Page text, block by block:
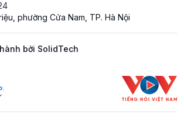
phường Cửa Nam, TP. Hà Nội
bởi SolidTech